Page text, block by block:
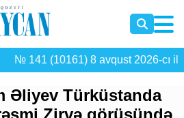
№ 141 (10161) 8 avqust 2026-cı il
Əliyev Türküstanda
Zirvə görüşündə